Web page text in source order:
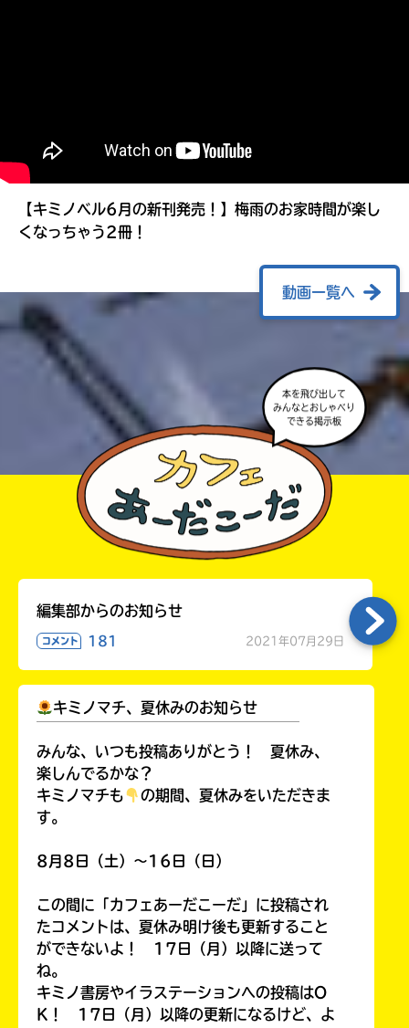
【キミノベル6月の新刊発売！】梅雨のお家時間が楽し
くなっちゃう2冊！
動画一覧へ
本を飛び出して
みんなとおしゃべり
できる掲示板
編集部からのお知らせ
コメント 181 2021年07月29日
キミノマチ、夏休みのお知らせ
みんな、いつも投稿ありがとう！ 夏休み、
楽しんでるかな？
キミノマチも
の期間、夏休みをいただきま
す。
8月8日（土）～16日（日）
この間に「カフェあーだこーだ」に投稿され
たコメントは、夏休み明け後も更新すること
ができないよ！ 17日（月）以降に送って
ね。
キミノ書房やイラステーションへの投稿はO
K！ 17日（月）以降の更新になるけど、よ